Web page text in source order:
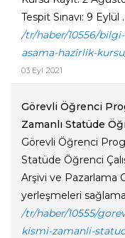
Tespit Sınavı: 9 Eylül
/tr/haber/10556/
asama-hazirlik-
03 Eyl 2021
Görevli Öğrenci
Zamanlı Statüde
Görevli Öğrenci
Statüde Öğrenci
Arşivi ve Pazarlama
yerleşmeleri
/tr/haber/10555/
kismi-zamanli-